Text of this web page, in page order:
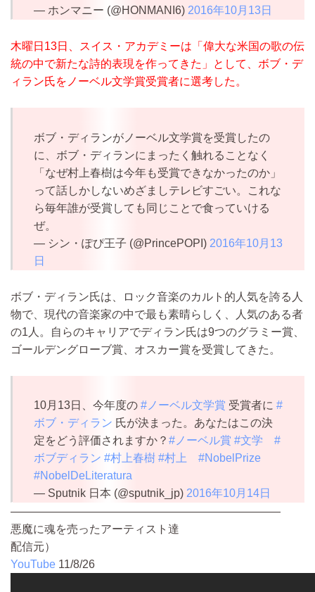
— ホンマニー (@HONMANI6) 2016年10月13日
木曜日13日、スイス・アカデミーは「偉大な米国の歌の伝
統の中で新たな詩的表現を作ってきた」として、ボブ・デ
ィラン氏をノーベル文学賞受賞者に選考した。
ボブ・ディランがノーベル文学賞を受賞したの
に、ボブ・ディランにまったく触れることなく
「なぜ村上春樹は今年も受賞できなかったのか」
って話しかしないめざましテレビすごい。これな
ら毎年誰が受賞しても同じことで食っていける
ぜ。
— シン・ぽぴ王子 (@PrincePOPI) 2016年10月13
日
ボブ・ディラン氏は、ロック音楽のカルト的人気を誇る人
物で、現代の音楽家の中で最も素晴らしく、人気のある者
の1人。自らのキャリアでディラン氏は9つのグラミー賞、
ゴールデングローブ賞、オスカー賞を受賞してきた。
10月13日、今年度の #ノーベル文学賞 受賞者に #
ボブ・ディラン 氏が決まった。あなたはこの決
定をどう評価されますか？ #ノーベル賞 #文学
#
ボブディラン #村上春樹 #村上
#NobelPrize
#NobelDeLiteratura
— Sputnik 日本 (@sputnik_jp) 2016年10月14日
————————————————————————
悪魔に魂を売ったアーティスト達
配信元）
YouTube 11/8/26